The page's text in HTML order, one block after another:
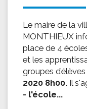
Le maire de la
MONTHIEUX
place de 4
et les
groupes d’élèves
2020 8h00. Il
- l'école...